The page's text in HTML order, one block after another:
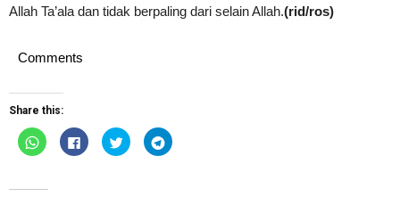
Allah Ta’ala dan tidak berpaling dari selain Allah.(rid/ros)
Comments
Share this:
Click
to
share
(Opens
Click
to
share
Click
to
share
Click
to